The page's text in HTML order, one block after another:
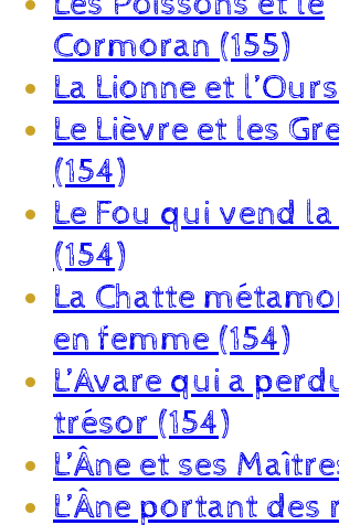
Cormoran (155)
La Lionne et
Le Lièvre et les
(154)
Le Fou qui vend la
(154)
La Chatte
en femme (154)
L’Avare qui a
trésor (154)
L’Âne et ses
L’Âne portant des